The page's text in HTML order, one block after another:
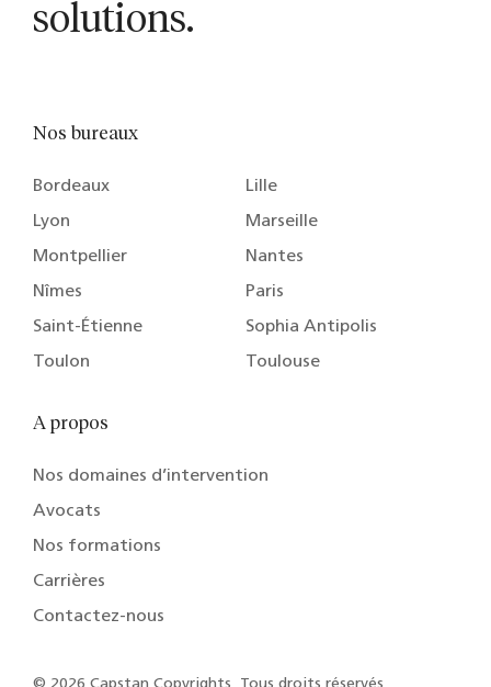
solutions.
Nos bureaux
Bordeaux
Lille
Lyon
Marseille
Montpellier
Nantes
Nîmes
Paris
Saint-Étienne
Sophia Antipolis
Toulon
Toulouse
A propos
Nos domaines d’intervention
Avocats
Nos formations
Carrières
Contactez-nous